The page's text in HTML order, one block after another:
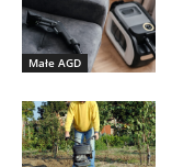
Małe AGD